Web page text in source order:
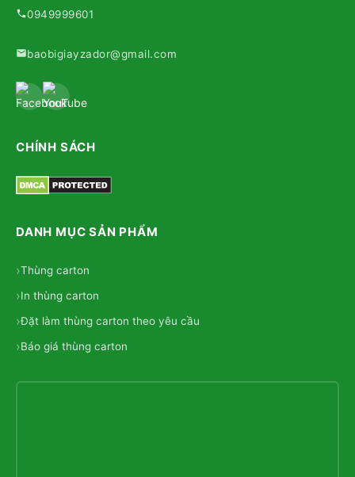
0949999601
baobigiayzador@gmail.com
CHÍNH SÁCH
DANH MỤC SẢN PHẨM
Thùng carton
In thùng carton
Đặt làm thùng carton theo yêu cầu
Báo giá thùng carton